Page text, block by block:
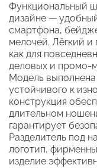
Функциональный
дизайне —
смартфона,
мелочей. Лёгкий и
как для
деловых и промо-
Модель
устойчивого к
конструкция
длительном
гарантирует
Разделитель под
логотип,
изделие